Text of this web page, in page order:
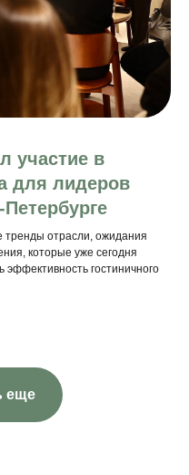
участие в
для лидеров
тренды отрасли, ожидания
которые уже сегодня
гостиничного
еще